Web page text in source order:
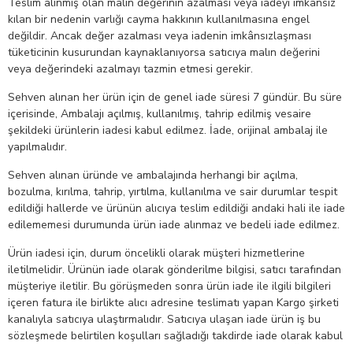
kılan bir nedenin varlığı cayma hakkının kullanılmasına engel
değildir. Ancak değer azalması veya iadenin imkânsızlaşması
tüketicinin kusurundan kaynaklanıyorsa satıcıya malın değerini
veya değerindeki azalmayı tazmin etmesi gerekir.
Sehven alınan her ürün için de genel iade süresi 7 gündür. Bu süre
içerisinde, Ambalajı açılmış, kullanılmış, tahrip edilmiş vesaire
şekildeki ürünlerin iadesi kabul edilmez. İade, orijinal ambalaj ile
yapılmalıdır.
Sehven alınan üründe ve ambalajında herhangi bir açılma,
bozulma, kırılma, tahrip, yırtılma, kullanılma ve sair durumlar tespit
edildiği hallerde ve ürünün alıcıya teslim edildiği andaki hali ile iade
edilememesi durumunda ürün iade alınmaz ve bedeli iade edilmez.
Ürün iadesi için, durum öncelikli olarak müşteri hizmetlerine
iletilmelidir. Ürünün iade olarak gönderilme bilgisi, satıcı tarafından
müşteriye iletilir. Bu görüşmeden sonra ürün iade ile ilgili bilgileri
içeren fatura ile birlikte alıcı adresine teslimatı yapan Kargo şirketi
kanalıyla satıcıya ulaştırmalıdır. Satıcıya ulaşan iade ürün iş bu
sözleşmede belirtilen koşulları sağladığı takdirde iade olarak kabul